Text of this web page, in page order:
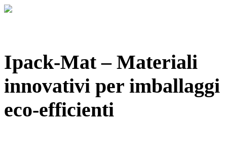
Ipack-Mat – Materiali
innovativi per imballaggi
eco-efficienti